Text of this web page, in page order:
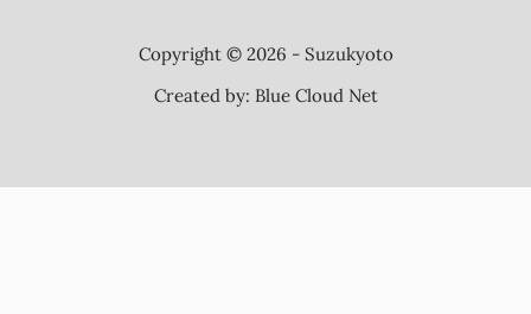
Copyright © 2026 - Suzukyoto
Created by: Blue Cloud Net